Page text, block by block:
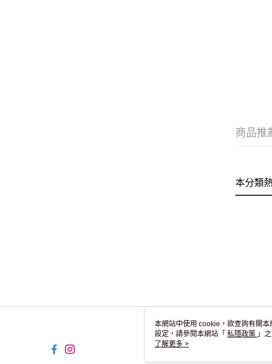
商品推
本分類
本網站中使用 cookie，欲查詢有關
設定，請參閱本網站「 私隱政策 」
用 cookie。
了解更多 >